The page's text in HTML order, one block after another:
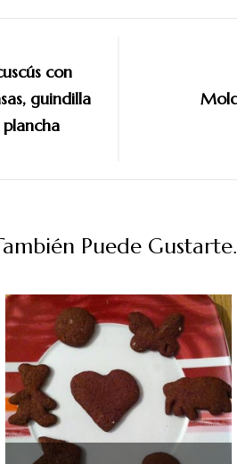
con
guindilla
Puede